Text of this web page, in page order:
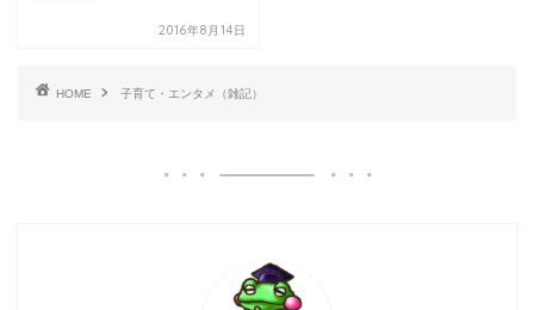
2016年8月14日
HOME 子育て・エンタメ（雑記）